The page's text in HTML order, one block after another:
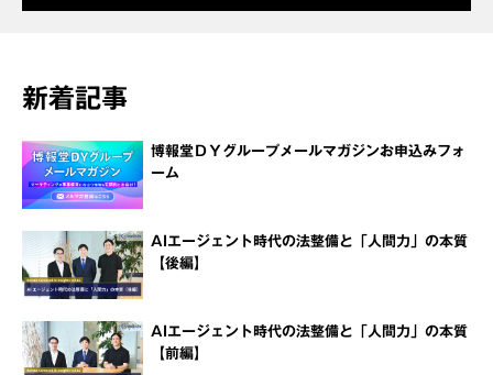
新着記事
博報堂ＤＹグループメールマガジンお申込みフォ
ーム
AIエージェント時代の法整備と「人間力」の本質
【後編】
AIエージェント時代の法整備と「人間力」の本質
【前編】